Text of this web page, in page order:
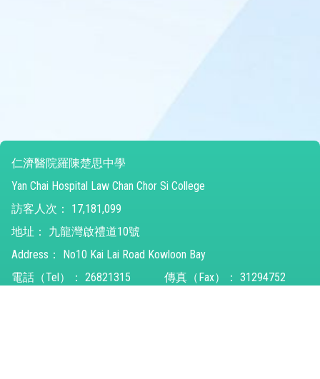
仁濟醫院羅陳楚思中學
Yan Chai Hospital Law Chan Chor Si College
訪客人次：
17,181,099
地址：
九龍灣啟禮道10號
Address：
No10 Kai Lai Road Kowloon Bay
電話（Tel）： 26821315 傳真（Fax）： 31294752